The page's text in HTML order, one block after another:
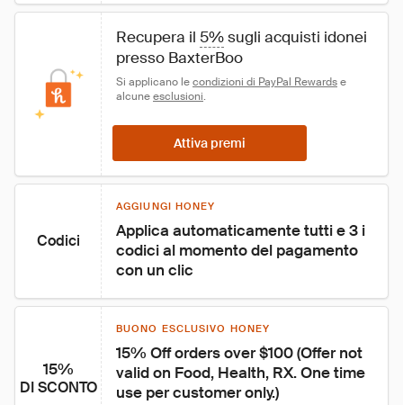
Recupera il 5% sugli acquisti idonei
presso BaxterBoo
Si applicano le condizioni di PayPal Rewards e
alcune esclusioni.
Attiva premi
Codici
AGGIUNGI HONEY
Applica automaticamente tutti e 3 i
codici al momento del pagamento
con un clic
15%
DI SCONTO
BUONO ESCLUSIVO HONEY
15% Off orders over $100 (Offer not
valid on Food, Health, RX. One time
use per customer only.)